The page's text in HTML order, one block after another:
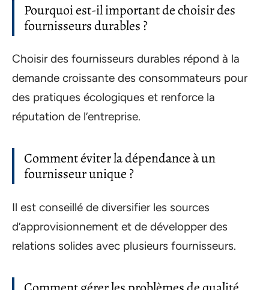
Pourquoi est-il important de choisir des
fournisseurs durables ?
Choisir des fournisseurs durables répond à la
demande croissante des consommateurs pour
des pratiques écologiques et renforce la
réputation de l’entreprise.
Comment éviter la dépendance à un
fournisseur unique ?
Il est conseillé de diversifier les sources
d’approvisionnement et de développer des
relations solides avec plusieurs fournisseurs.